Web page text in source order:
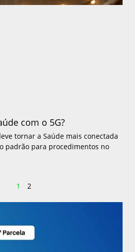
com o 5G?
tornar a Saúde mais conectada
padrão para procedimentos no
1 2